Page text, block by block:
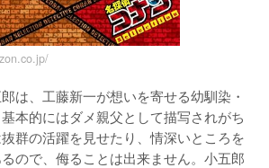
は、工藤新一が想いを寄せる幼馴染・
本的にはダメ親父として描写されがち
群の活躍を見せたり、情深いところを
ので、侮ることは出来ません。小五郎